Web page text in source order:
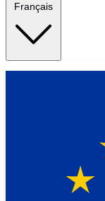
Français